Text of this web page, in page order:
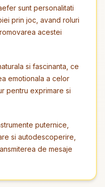
sunt personalitati
prin joc, avand roluri
acestei
si fascinanta, ce
emotionala a celor
pentru exprimare si
puternice,
si autodescoperire,
de mesaje